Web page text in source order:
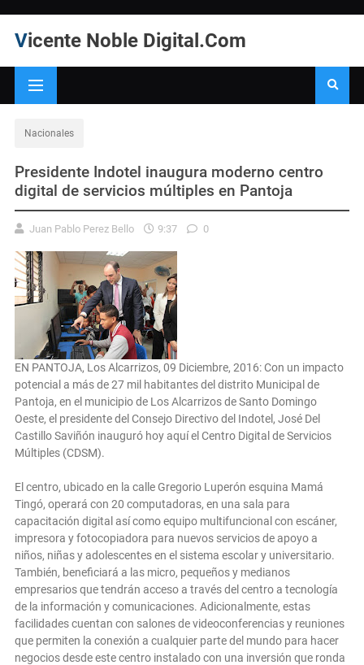
Vicente Noble Digital.Com
Nacionales
Presidente Indotel inaugura moderno centro
digital de servicios múltiples en Pantoja
Juan Pablo Perez Bello 9:37 0
EN PANTOJA, Los Alcarrizos, 09 Diciembre, 2016: Con un impacto
potencial a más de 27 mil habitantes del distrito Municipal de
Pantoja, en el municipio de Los Alcarrizos de Santo Domingo
Oeste, el presidente del Consejo Directivo del Indotel, José Del
Castillo Saviñón inauguró hoy aquí el Centro Digital de Servicios
Múltiples (CDSM).
El centro, ubicado en la calle Gregorio Luperón esquina Mamá
Tingó, operará con 20 computadoras, en una sala para
capacitación digital así como equipo multifuncional con escáner,
impresora y fotocopiadora para nuevos servicios de apoyo a
niños, niñas y adolescentes en el sistema escolar y universitario.
También, beneficiará a las micro, pequeños y medianos
empresarios que tendrán acceso a través del centro a tecnología
de la información y comunicaciones. Adicionalmente, estas
facilidades cuentan con salones de videoconferencias y reuniones
que permiten la conexión a cualquier parte del mundo para hacer
negocios desde este centro instalado con una inversión que ronda